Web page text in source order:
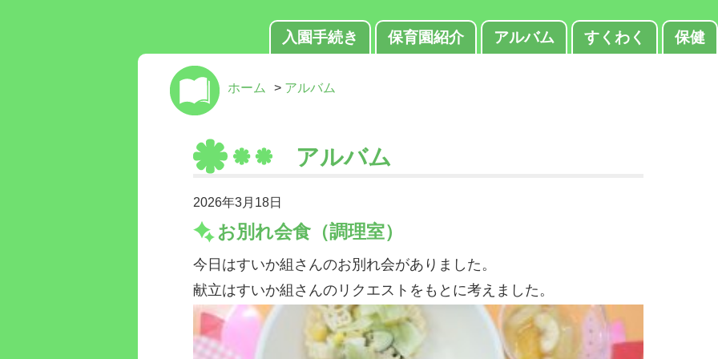
入園手続き 保育園紹介 アルバム すくわく 保健
ホーム > アルバム
アルバム
2026年3月18日
お別れ会食（調理室）
今日はすいか組さんのお別れ会がありました。
献立はすいか組さんのリクエストをもとに考えました。